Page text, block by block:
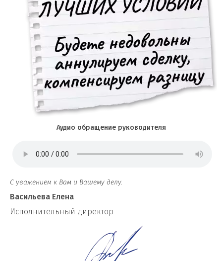
Аудио обращение руководителя
С уважением к Вам и Вашему делу.
Васильева Елена
И сполнительный директор